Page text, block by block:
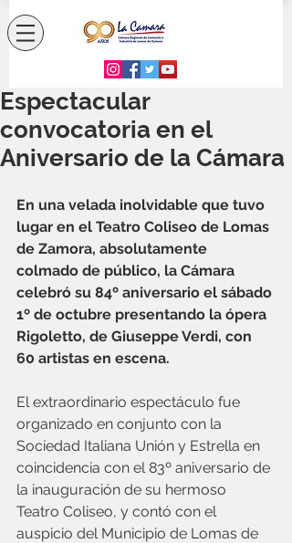
Espectacular
convocatoria en el
Aniversario de la Cámara
En una velada inolvidable que tuvo
lugar en el Teatro Coliseo de Lomas
de Zamora, absolutamente
colmado de público, la Cámara
celebró su 84º aniversario el sábado
1º de octubre presentando la ópera
Rigoletto, de Giuseppe Verdi, con
60 artistas en escena.
El extraordinario espectáculo fue
organizado en conjunto con la
Sociedad Italiana Unión y Estrella en
coincidencia con el 83º aniversario de
la inauguración de su hermoso
Teatro Coliseo, y contó con el
auspicio del Municipio de Lomas de